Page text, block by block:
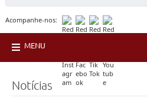
Acompanhe-nos:
MENU
Notícias